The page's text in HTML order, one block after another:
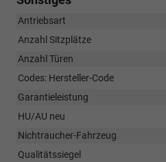
Antriebsart
Anzahl Sitzplätze
Anzahl Türen
Codes: Hersteller-Code
Garantieleistung
HU/AU neu
Nichtraucher-Fahrzeug
Qualitätssiegel